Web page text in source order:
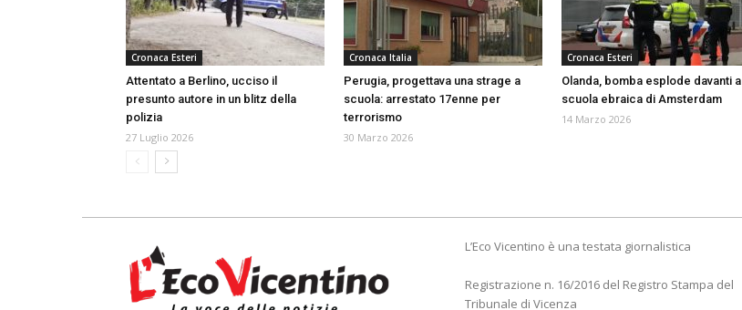
Cronaca Esteri
Attentato a Berlino, ucciso il
presunto autore in un blitz della
polizia
27 Luglio 2026
Cronaca Italia
Perugia, progettava una strage a
scuola: arrestato 17enne per
terrorismo
30 Marzo 2026
Cronaca Esteri
Olanda, bomba esplode davanti a
scuola ebraica di Amsterdam
14 Marzo 2026
L’Eco Vicentino è una testata giornalistica
Registrazione n. 16/2016 del Registro Stampa del
Tribunale di Vicenza